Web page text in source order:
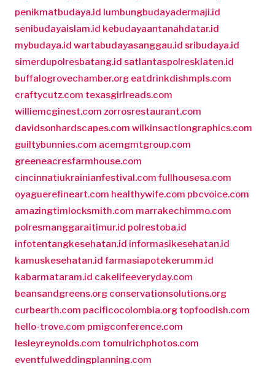
penikmatbudaya.id lumbungbudayadermaji.id
senibudayaislam.id kebudayaantanahdatar.id
mybudaya.id wartabudayasanggau.id sribudaya.id
simerdupolresbatang.id satlantaspolresklaten.id
buffalogrovechamber.org eatdrinkdishmpls.com
craftycutz.com texasgirlreads.com
williemcginest.com zorrosrestaurant.com
davidsonhardscapes.com wilkinsactiongraphics.com
guiltybunnies.com acemgmtgroup.com
greeneacresfarmhouse.com
cincinnatiukrainianfestival.com fullhousesa.com
oyaguerefineart.com healthywife.com pbcvoice.com
amazingtimlocksmith.com marrakechimmo.com
polresmanggaraitimur.id polrestoba.id
infotentangkesehatan.id informasikesehatan.id
kamuskesehatan.id farmasiapotekerumm.id
kabarmataram.id cakelifeeveryday.com
beansandgreens.org conservationsolutions.org
curbearth.com pacificocolombia.org topfoodish.com
hello-trove.com pmigconference.com
lesleyreynolds.com tomulrichphotos.com
eventfulweddingplanning.com